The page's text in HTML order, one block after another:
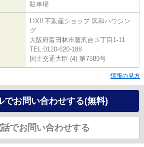
駐車場
LIXIL不動産ショップ 興和ハウジン
グ
大阪府富田林市藤沢台３丁目1-11
TEL:0120-620-188
国土交通大臣 (4) 第7889号
情報の見方
でお問い合わせする(無料)
話でお問い合わせする